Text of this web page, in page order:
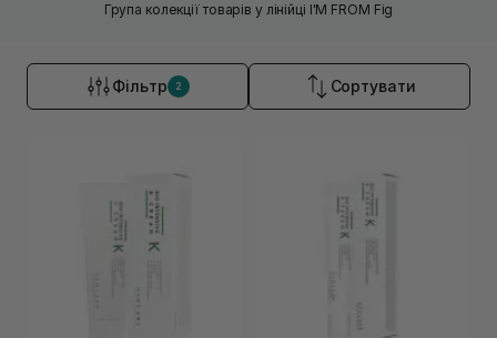
Група колекції товарів у лінійці I'M FROM Fig
Фільтр 2 Сортувати